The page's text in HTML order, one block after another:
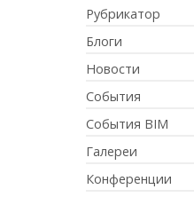
Рубрикатор
Блоги
Новости
События
События BIM
Галереи
Конференции